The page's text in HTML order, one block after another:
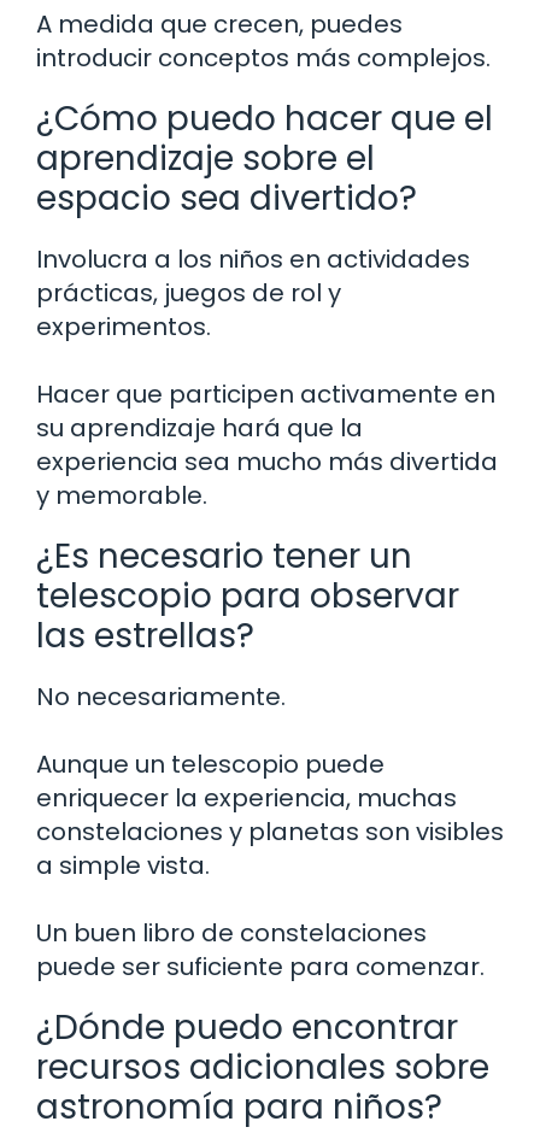
A medida que crecen, puedes
introducir conceptos más complejos.
¿Cómo puedo hacer que el
aprendizaje sobre el
espacio sea divertido?
Involucra a los niños en actividades
prácticas, juegos de rol y
experimentos.
Hacer que participen activamente en
su aprendizaje hará que la
experiencia sea mucho más divertida
y memorable.
¿Es necesario tener un
telescopio para observar
las estrellas?
No necesariamente.
Aunque un telescopio puede
enriquecer la experiencia, muchas
constelaciones y planetas son visibles
a simple vista.
Un buen libro de constelaciones
puede ser suficiente para comenzar.
¿Dónde puedo encontrar
recursos adicionales sobre
astronomía para niños?